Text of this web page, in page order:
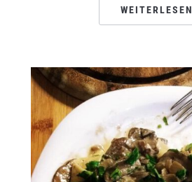
WEITERLESEN